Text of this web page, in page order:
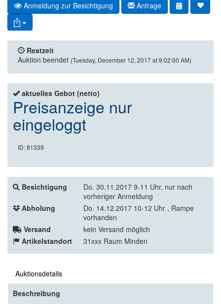
Anmeldung zur Besichtigung Anfrage
Restzeit
Auktion beendet (Tuesday, December 12, 2017 at 9:02:00 AM)
aktuelles Gebot (netto)
Preisanzeige nur
eingeloggt
ID: 81339
Besichtigung
Do. 30.11.2017 9-11 Uhr, nur nach
vorheriger Anmeldung
Abholung
Do. 14.12.2017 10-12 Uhr , Rampe
vorhanden
Versand
kein Versand möglich
Artikelstandort
31xxx Raum Minden
Auktionsdetails
Beschreibung